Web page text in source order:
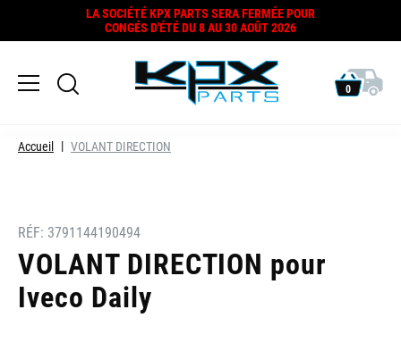
LA SOCIÉTÉ KPX PARTS SERA FERMÉE POUR
CONGÉS D'ÉTÉ DU 8 AU 30 AOÛT 2026
0
Accueil VOLANT DIRECTION
RÉF: 3791144190494
VOLANT DIRECTION pour
Iveco Daily